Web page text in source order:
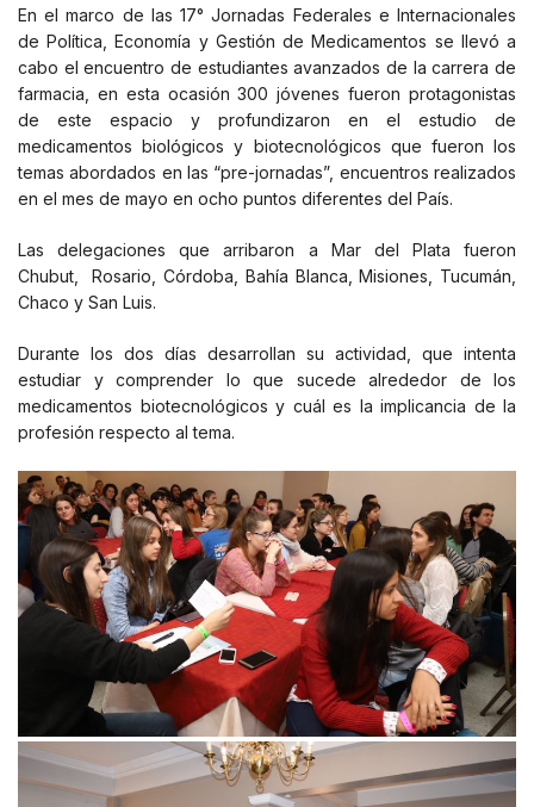
En el marco de las 17° Jornadas Federales e Internacionales
de Política, Economía y Gestión de Medicamentos se llevó a
cabo el encuentro de estudiantes avanzados de la carrera de
farmacia, en esta ocasión 300 jóvenes fueron protagonistas
de este espacio y profundizaron en el estudio de
medicamentos biológicos y biotecnológicos que fueron los
temas abordados en las “pre-jornadas”, encuentros realizados
en el mes de mayo en ocho puntos diferentes del País.
Las delegaciones que arribaron a Mar del Plata fueron
Chubut,
Rosario, Córdoba, Bahía Blanca, Misiones, Tucumán,
Chaco y San Luis.
Durante los dos días desarrollan su actividad, que intenta
estudiar y comprender lo que sucede alrededor de los
medicamentos biotecnológicos y cuál es la implicancia de la
profesión respecto al tema.